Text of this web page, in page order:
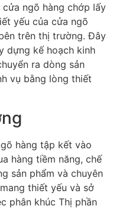
ngõ hàng chớp lấy
yếu của cửa ngõ
trên thị trường. Đây
dựng kế hoạch kinh
ra dòng sản
vụ bằng lòng thiết
hàng tập kết vào
hàng tiềm năng, chế
sản phẩm và chuyên
thiết yếu và sở
phân khúc Thị phần